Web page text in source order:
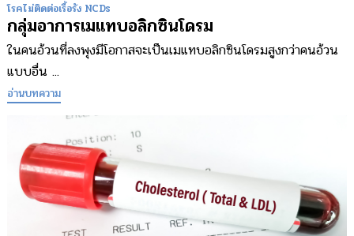
โรคไม่ติดต่อเรื้อรัง NCDs
กลุ่มอาการเมแทบอลิกซินโดรม
ในคนอ้วนที่ลงพุงมีโอกาสจะเป็นเมแทบอลิกซินโดรมสูงกว่าคนอ้วน
แบบอื่น ...
อ่านบทความ